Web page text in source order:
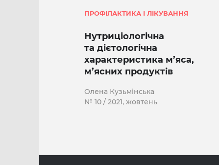
ПРОФІЛАКТИКА І ЛІКУВАННЯ
Нутриціологічна
та дієтологічна
характеристика м’яса,
м’ясних продуктів
Олена Кузьмінська
№ 10 / 2021, жовтень